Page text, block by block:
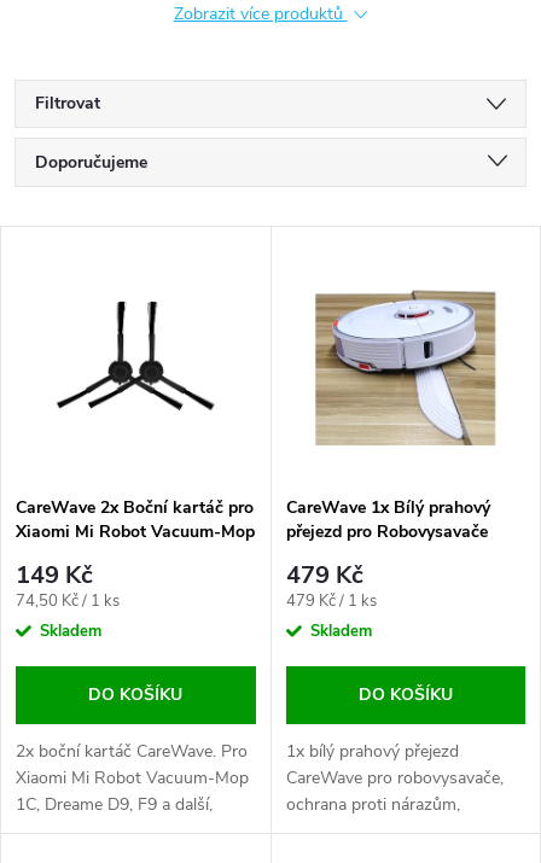
Zobrazit více produktů
Filtrovat
Ř
a
p
r
o
d
u
k
Doporučujeme
Nejprodávanější
s
p
r
o
d
u
CareWave 2x Boční kartáč pro
Xiaomi Mi Robot Vacuum-Mop
149 Kč
Měrná
cena:
74,50 Kč / 1 ks
Skladem
DO KOŠÍKU
2x boční kartáč CareWave. Pro
Xiaomi Mi Robot Vacuum-Mop
1C, Dreame D9, F9 a další,
účinné čištění rohů a snadná
CareWave 1x Bílý prahový
přejezd pro Robovysavače
479 Kč
Měrná
cena:
479 Kč / 1 ks
Skladem
DO KOŠÍKU
1x bílý prahový přejezd
CareWave pro robovysavače,
ochrana proti nárazům,
efektivní čištění přechodů.